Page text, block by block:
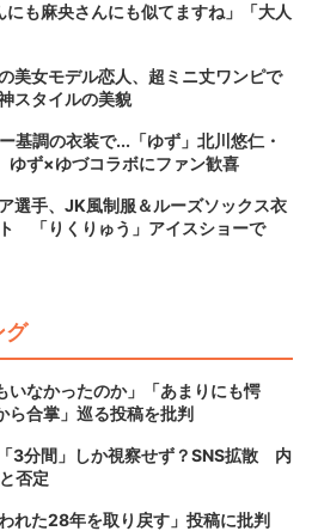
も麻央さんにも似てますね」「大人
美女モデル恋人、超ミニ丈ワンピで
スタイルの美貌
基調の衣装で...「ゆず」北川悠仁・
ず×ゆづコラボにファン歓喜
選手、JK風制服＆ルーズソックス衣
「りくりゅう」アイスショーで
グ
いなかったのか」「あまりにも愕
合掌」巡る投稿を批判
3分間」しか視察せず？SNS拡散 内
否定
れた28年を取り戻す」投稿に批判